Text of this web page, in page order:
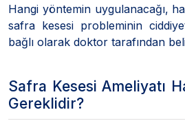
Hangi yöntemin uygulanacağı,
safra kesesi probleminin
bağlı olarak doktor tarafından
Safra Kesesi Ameliyatı
Gereklidir?